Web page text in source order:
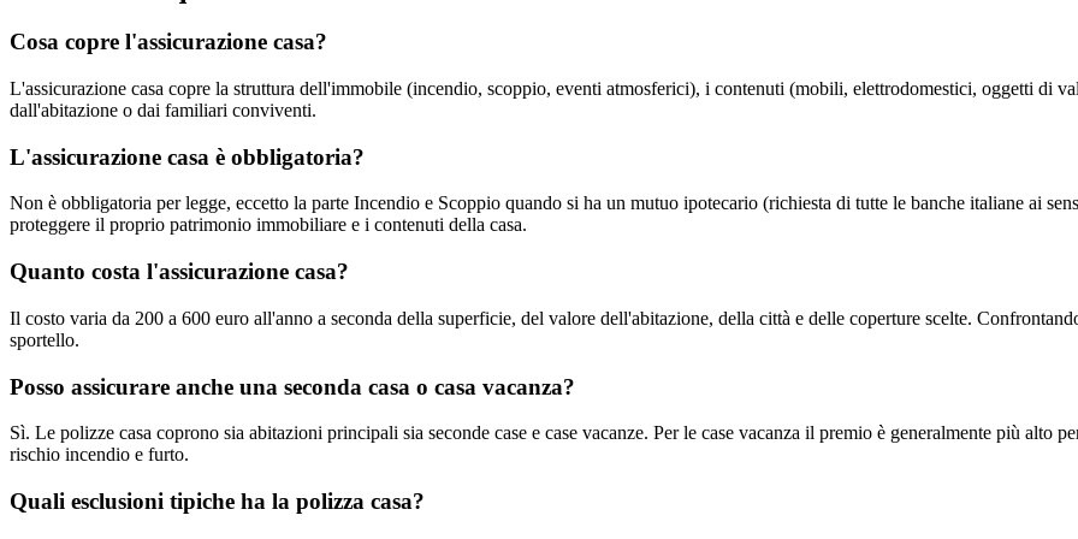
Cosa copre l'assicurazione casa?
L'assicurazione casa copre la struttura dell'immobile (incendio, scoppio, eventi atmosferici), i contenuti (mobili, elettrodomestici, oggetti di
dall'abitazione o dai familiari conviventi.
L'assicurazione casa è obbligatoria?
Non è obbligatoria per legge, eccetto la parte Incendio e Scoppio quando si ha un mutuo ipotecario (richiesta di tutte le banche italiane ai
proteggere il proprio patrimonio immobiliare e i contenuti della casa.
Quanto costa l'assicurazione casa?
Il costo varia da 200 a 600 euro all'anno a seconda della superficie, del valore dell'abitazione, della città e delle coperture scelte.
sportello.
Posso assicurare anche una seconda casa o casa vacanza?
Sì. Le polizze casa coprono sia abitazioni principali sia seconde case e case vacanze. Per le case vacanza il premio è generalmente più alto
rischio incendio e furto.
Quali esclusioni tipiche ha la polizza casa?